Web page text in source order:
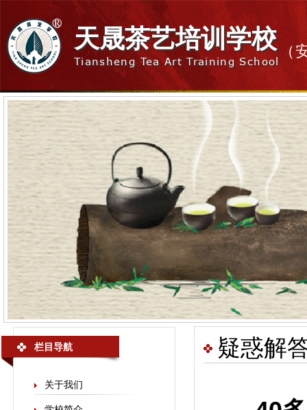
天晟茶艺培训学校
Tiansheng Tea Art Training School
（
栏目导航
关于我们
疑惑解